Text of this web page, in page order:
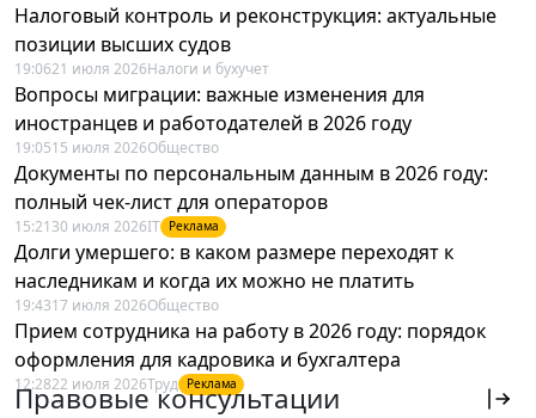
Налоговый контроль и реконструкция: актуальные
позиции высших судов
19:0621 июля 2026Налоги и бухучет
Вопросы миграции: важные изменения для
иностранцев и работодателей в 2026 году
19:0515 июля 2026Общество
Документы по персональным данным в 2026 году:
полный чек-лист для операторов
15:21 30 июля 2026IT Реклама
Долги умершего: в каком размере переходят к
наследникам и когда их можно не платить
19:4317 июля 2026Общество
Прием сотрудника на работу в 2026 году: порядок
оформления для кадровика и бухгалтера
12:2822 июля 2026Труд Реклама
Правовые консультации